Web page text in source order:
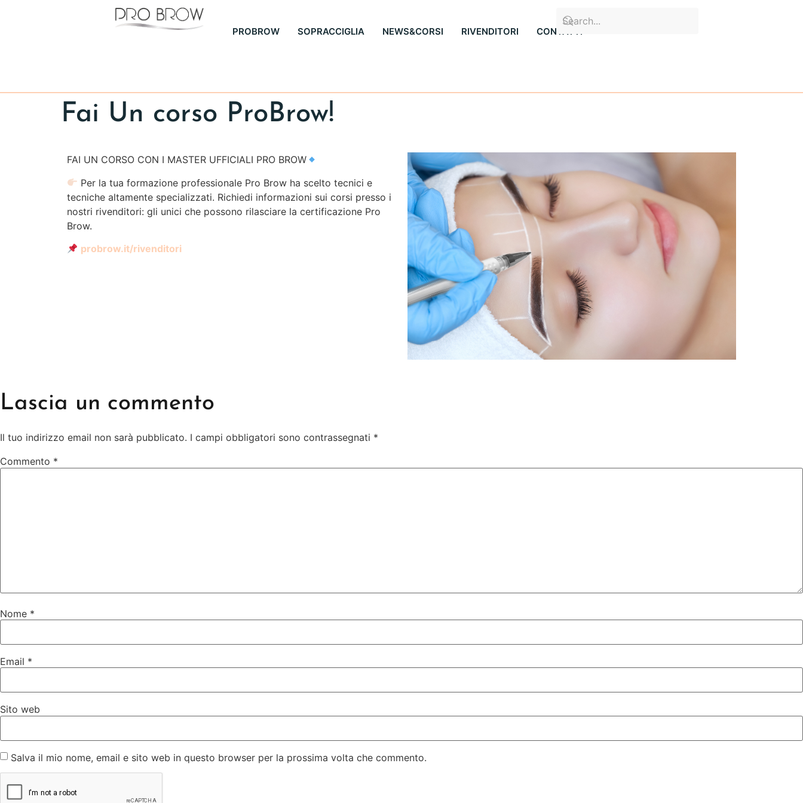
PROBROW SOPRACCIGLIA NEWS&CORSI RIVENDITORI CONTATTI
Fai Un corso ProBrow!
FAI UN CORSO CON I MASTER UFFICIALI PRO BROW
Per la tua formazione professionale Pro Brow ha scelto tecnici e
tecniche altamente specializzati. Richiedi informazioni sui corsi presso i
nostri rivenditori: gli unici che possono rilasciare la certificazione Pro
Brow.
probrow.it/rivenditori
Lascia un commento
Il tuo indirizzo email non sarà pubblicato. I campi obbligatori sono contrassegnati *
Commento *
Nome *
Email *
Sito web
Salva il mio nome, email e sito web in questo browser per la prossima volta che commento.